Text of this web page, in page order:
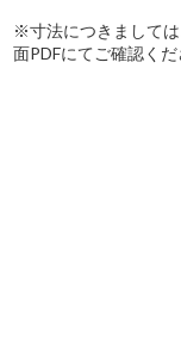
※寸法につきまして
面PDFにてご確認くだ